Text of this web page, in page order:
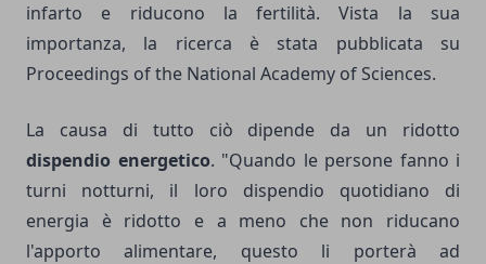
infarto e riducono la fertilità. Vista la sua
importanza, la ricerca è stata pubblicata su
Proceedings of the National Academy of Sciences.
La causa di tutto ciò dipende da un ridotto
dispendio energetico. "Quando le persone fanno i
turni notturni, il loro dispendio quotidiano di
energia è ridotto e a meno che non riducano
l'apporto alimentare, questo li porterà ad